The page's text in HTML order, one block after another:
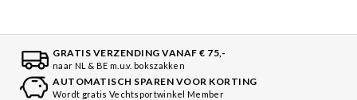
GRATIS VERZENDING VANAF € 75,-
naar NL & BE m.u.v. bokszakken
AUTOMATISCH SPAREN VOOR KORTING
Wordt gratis Vechtsportwinkel Member